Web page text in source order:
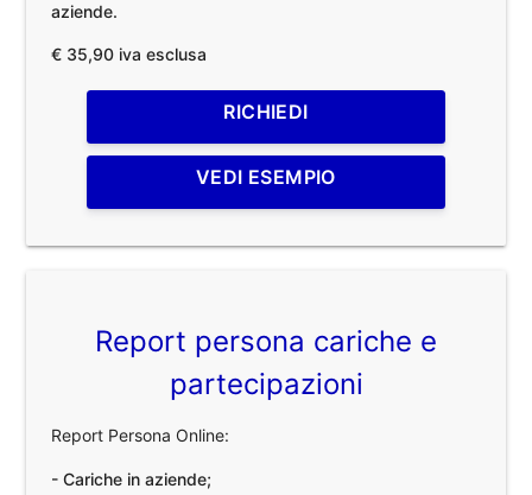
aziende.
€ 35,90 iva esclusa
RICHIEDI
VEDI ESEMPIO
Report persona cariche e
partecipazioni
Report Persona Online:
- Cariche in aziende;